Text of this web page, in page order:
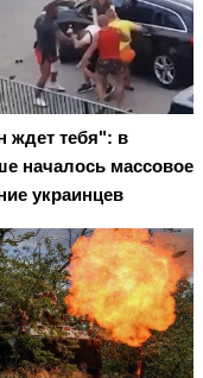
ждет тебя": в
началось массовое
украинцев